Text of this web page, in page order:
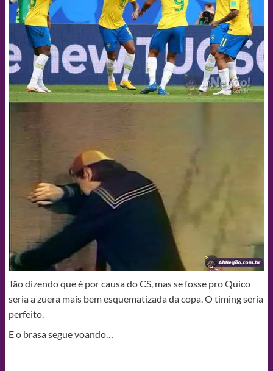
Tão dizendo que é por causa do CS, mas se fosse pro Quico
seria a zuera mais bem esquematizada da copa. O timing seria
perfeito.
E o brasa segue voando…